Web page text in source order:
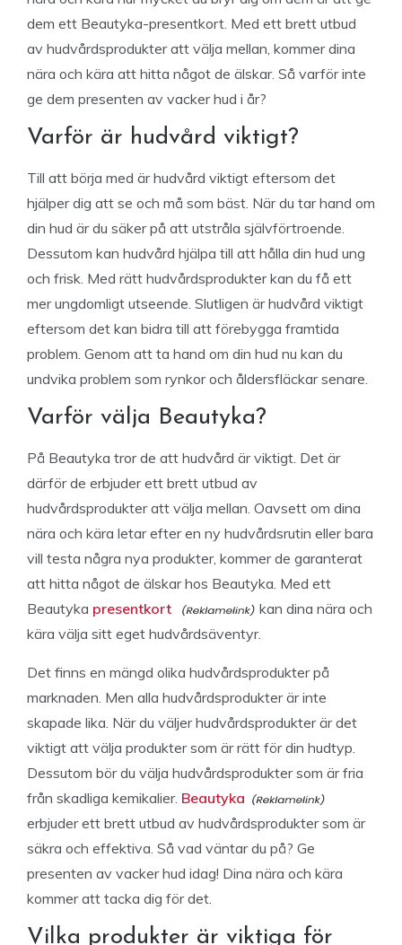
dem ett Beautyka-presentkort. Med ett brett utbud
av hudvårdsprodukter att välja mellan, kommer dina
nära och kära att hitta något de älskar. Så varför inte
ge dem presenten av vacker hud i år?
Varför är hudvård viktigt?
Till att börja med är hudvård viktigt eftersom det
hjälper dig att se och må som bäst. När du tar hand om
din hud är du säker på att utstråla självförtroende.
Dessutom kan hudvård hjälpa till att hålla din hud ung
och frisk. Med rätt hudvårdsprodukter kan du få ett
mer ungdomligt utseende. Slutligen är hudvård viktigt
eftersom det kan bidra till att förebygga framtida
problem. Genom att ta hand om din hud nu kan du
undvika problem som rynkor och åldersfläckar senare.
Varför välja Beautyka?
På Beautyka tror de att hudvård är viktigt. Det är
därför de erbjuder ett brett utbud av
hudvårdsprodukter att välja mellan. Oavsett om dina
nära och kära letar efter en ny hudvårdsrutin eller bara
vill testa några nya produkter, kommer de garanterat
att hitta något de älskar hos Beautyka. Med ett
Beautyka presentkort
kan dina nära och
kära välja sitt eget hudvårdsäventyr.
Det finns en mängd olika hudvårdsprodukter på
marknaden. Men alla hudvårdsprodukter är inte
skapade lika. När du väljer hudvårdsprodukter är det
viktigt att välja produkter som är rätt för din hudtyp.
Dessutom bör du välja hudvårdsprodukter som är fria
från skadliga kemikalier. Beautyka
erbjuder ett brett utbud av hudvårdsprodukter som är
säkra och effektiva. Så vad väntar du på? Ge
presenten av vacker hud idag! Dina nära och kära
kommer att tacka dig för det.
Vilka produkter är viktiga för